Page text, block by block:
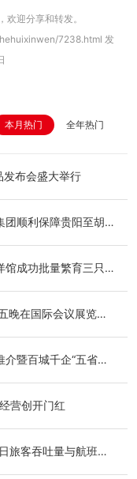
欢迎分享和转发。
7238.html 发
本月热门 全年热门
发布会盛大举行
团顺利保障贵阳至胡
成功批量繁育三只
晚在国际会议展览中
介暨百城千企“五省
营创开门红
旅客吞吐量与航班起